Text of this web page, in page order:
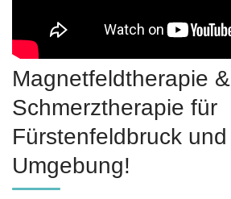
Magnetfeldtherapie &
Schmerztherapie für
Fürstenfeldbruck und
Umgebung!